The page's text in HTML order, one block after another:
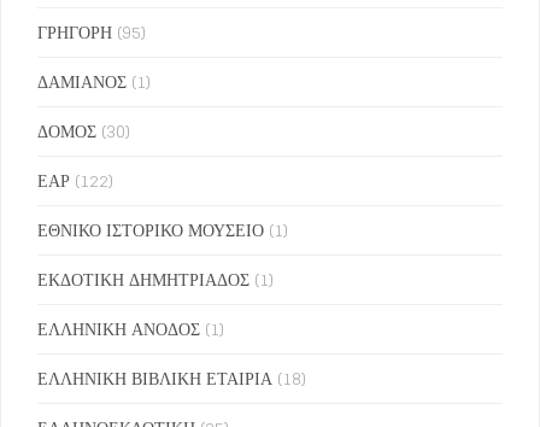
ΓΡΗΓΟΡΗ (95)
ΔΑΜΙΑΝΟΣ (1)
ΔΟΜΟΣ (30)
ΕΑΡ (122)
ΕΘΝΙΚΟ ΙΣΤΟΡΙΚΟ ΜΟΥΣΕΙΟ (1)
ΕΚΔΟΤΙΚΗ ΔΗΜΗΤΡΙΑΔΟΣ (1)
ΕΛΛΗΝΙΚΗ ΑΝΟΔΟΣ (1)
ΕΛΛΗΝΙΚΗ ΒΙΒΛΙΚΗ ΕΤΑΙΡΙΑ (18)